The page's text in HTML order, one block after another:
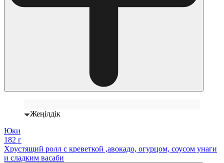
Жеңілдік
Юки
182 г
Хрустящий ролл с креветкой ,авокадо, огурцом, соусом унаги
и сладким васаби